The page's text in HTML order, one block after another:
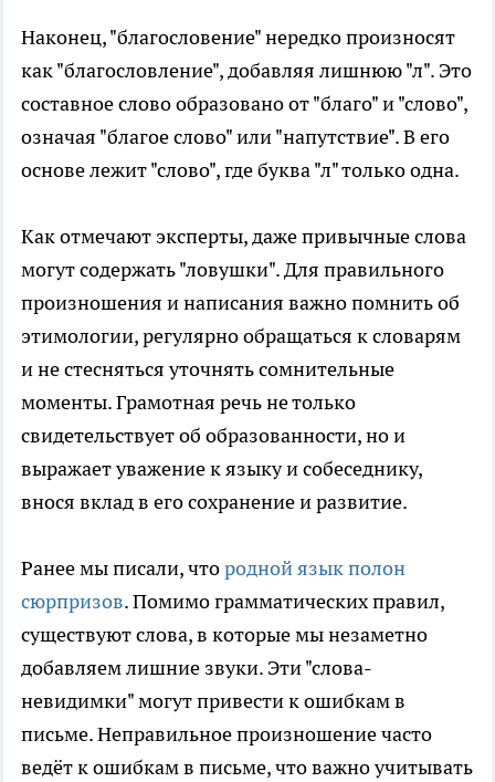
Наконец, "благословение" нередко произносят
как "благословление", добавляя лишнюю "л". Это
составное слово образовано от "благо" и "слово",
означая "благое слово" или "напутствие". В его
основе лежит "слово", где буква "л" только одна.
Как отмечают эксперты, даже привычные слова
могут содержать "ловушки". Для правильного
произношения и написания важно помнить об
этимологии, регулярно обращаться к словарям
и не стесняться уточнять сомнительные
моменты. Грамотная речь не только
свидетельствует об образованности, но и
выражает уважение к языку и собеседнику,
внося вклад в его сохранение и развитие.
Ранее мы писали, чтородной язык полон
сюрпризов. Помимо грамматических правил,
существуют слова, в которые мы незаметно
добавляем лишние звуки. Эти "слова-
невидимки" могут привести к ошибкам в
письме. Неправильное произношение часто
ведёт к ошибкам в письме, что важно учитывать